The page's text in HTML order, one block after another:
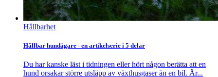
Hållbarhet
Hållbar hundägare - en artikelserie i 5 delar
Du har kanske läst i tidningen eller hört någon berätta att en
hund orsakar större utsläpp av växthusgaser än en bil. Är...